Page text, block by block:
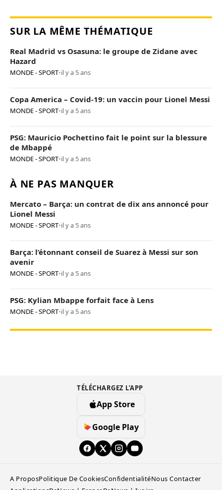
SUR LA MÊME THÉMATIQUE
Real Madrid vs Osasuna: le groupe de Zidane avec
Hazard
MONDE - SPORT•il y a 5 ans
Copa America – Covid-19: un vaccin pour Lionel Messi
MONDE - SPORT•il y a 5 ans
PSG: Mauricio Pochettino fait le point sur la blessure
de Mbappé
MONDE - SPORT•il y a 5 ans
À NE PAS MANQUER
Mercato – Barça: un contrat de dix ans annoncé pour
Lionel Messi
MONDE - SPORT•il y a 5 ans
Barça: l’étonnant conseil de Suarez à Messi sur son
avenir
MONDE - SPORT•il y a 5 ans
PSG: Kylian Mbappe forfait face à Lens
MONDE - SPORT•il y a 5 ans
TÉLÉCHARGEZ L’APP
App Store
Google Play
A ProposPolitique De CookiesConfidentialitéNous Contacter